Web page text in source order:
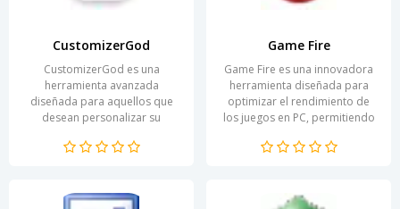
CustomizerGod
CustomizerGod es una
herramienta avanzada
diseñada para aquellos que
desean personalizar su
manera exhaustiva. Esta
Game Fire
Game Fire es una innovadora
herramienta diseñada para
optimizar el rendimiento de
los juegos en PC, permitiendo
experiencia de...